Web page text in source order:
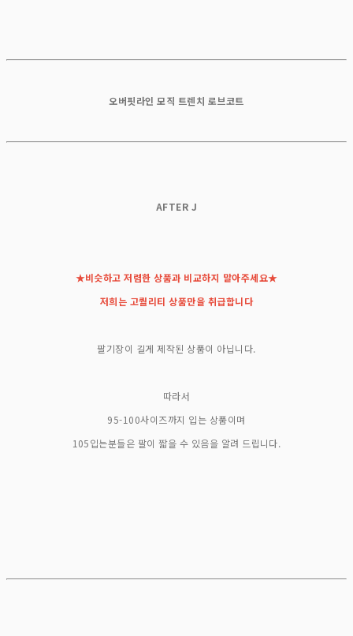
오버핏라인 모직 트렌치 로브코트
AFTER J
★비슷하고 저렴한 상품과 비교하지 말아주세요★
저희는 고퀄리티 상품만을 취급합니다
팔기장이 길게 제작된 상품이 아닙니다.
따라서
95-100사이즈까지 입는 상품이며
105입는분들은 팔이 짧을 수 있음을 알려 드립니다.